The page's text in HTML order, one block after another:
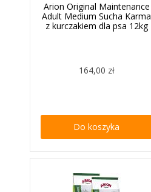
Arion Original Maintenance
Adult Medium Sucha Karma
z kurczakiem dla psa 12kg
164,00 zł
Do koszyka